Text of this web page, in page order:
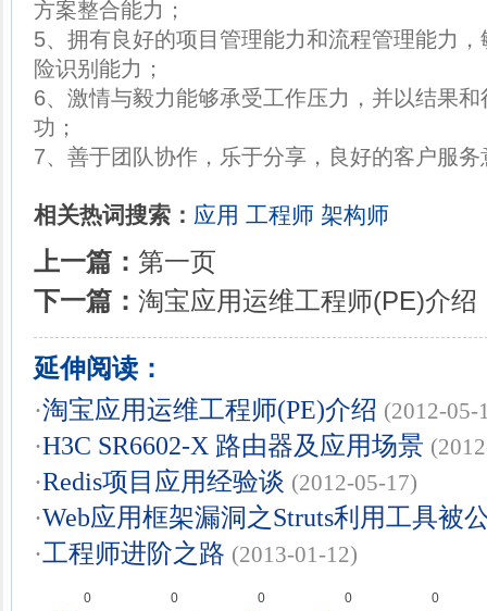
方案整合能力；
5、拥有良好的项目管理能力和流程管理能力
险识别能力；
6、激情与毅力能够承受工作压力，并以结果
功；
7、善于团队协作，乐于分享，良好的客户服
相关热词搜索： 应用 工程师 架构师
上一篇： 第一页
下一篇： 淘宝应用运维工程师(PE)介绍
延伸阅读：
·淘宝应用运维工程师(PE)介绍 (2012-05-
·H3C SR6602-X 路由器及应用场景
·Redis项目应用经验谈 (2012-05-17)
·Web应用框架漏洞之Struts利用工具被
·工程师进阶之路 (2013-01-12)
0 0 0 0 0